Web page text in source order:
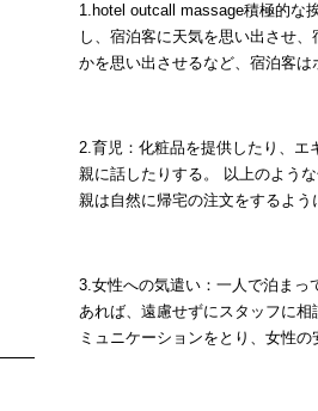
1. hotel outcall massage積極的な
し、宿泊客に天気を思い出させ
かを思い出させるなど、宿泊客は
2.育児：化粧品を提供したり、
親に話したりする。 以上のよう
親は自然に帰宅の注文をするよう
3.女性への気遣い：一人で泊ま
あれば、遠慮せずにスタッフに相
ミュニケーションをとり、女性の